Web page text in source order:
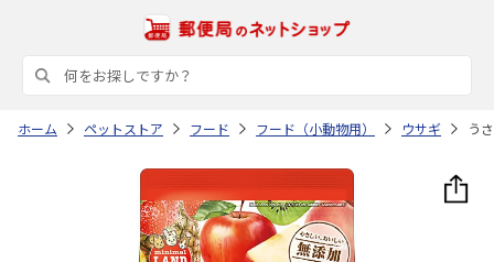
ホーム ペットストア フード フード（小動物用） ウサギ う